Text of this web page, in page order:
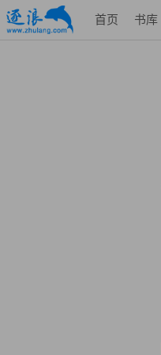
首页 书库